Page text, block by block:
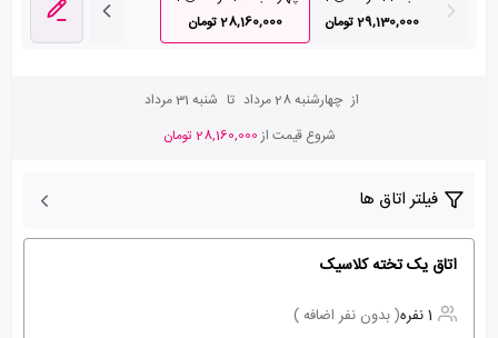
29,130,000 تومان
28,160,000 تومان
از چهارشنبه 28 مرداد تا شنبه 31 مرداد
شروع قیمت از28,160,000 تومان
فیلتر اتاق ها
اتاق یک تخته کلاسیک
1 نفره
( بدون نفر اضافه )